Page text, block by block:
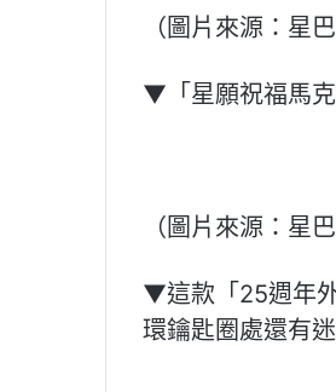
（圖片來源：星巴
▼「星願祝福馬克
（圖片來源：星巴
▼這款「25週年
環鑰匙圈處還有